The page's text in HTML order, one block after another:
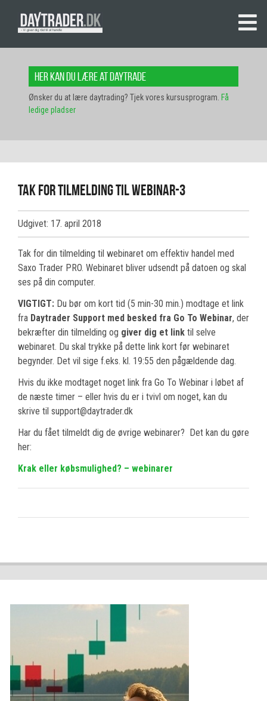
Her kan du lære at daytrade
Ønsker du at lære daytrading? Tjek vores kursusprogram. Få
ledige pladser
Tak for tilmelding til webinar-3
Udgivet: 17. april 2018
Tak for din tilmelding til webinaret om effektiv handel med
Saxo Trader PRO. Webinaret bliver udsendt på datoen og skal
ses på din computer.
VIGTIGT: Du bør om kort tid (5 min-30 min.) modtage et link
fra Daytrader Support med besked fra Go To Webinar, der
bekræfter din tilmelding og giver dig et link til selve
webinaret. Du skal trykke på dette link kort før webinaret
begynder. Det vil sige f.eks. kl. 19:55 den pågældende dag.
Hvis du ikke modtaget noget link fra Go To Webinar i løbet af
de næste timer – eller hvis du er i tvivl om noget, kan du
skrive til support@daytrader.dk
Har du fået tilmeldt dig de øvrige webinarer? Det kan du gøre
her:
Krak eller købsmulighed? – webinarer